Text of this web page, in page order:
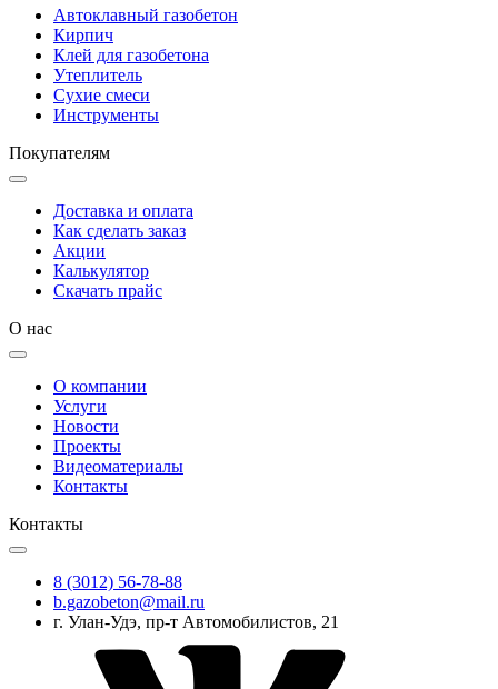
Автоклавный газобетон
Кирпич
Клей для газобетона
Утеплитель
Сухие смеси
Инструменты
Покупателям
Доставка и оплата
Как сделать заказ
Акции
Калькулятор
Скачать прайс
О нас
О компании
Услуги
Новости
Проекты
Видеоматериалы
Контакты
Контакты
8 (3012) 56-78-88
b.gazobeton@mail.ru
г. Улан-Удэ, пр-т Автомобилистов, 21